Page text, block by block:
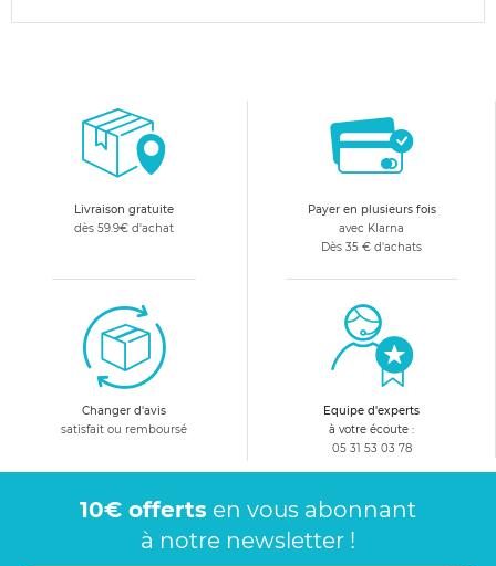
Livraison gratuite
dès 59.9€ d'achat
Payer en plusieurs fois
avec Klarna
Dès 35 € d'achats
Changer d'avis
satisfait ou remboursé
Equipe d'experts
à votre écoute :
05 31 53 03 78
10€ offerts en vous abonnant
à notre newsletter !